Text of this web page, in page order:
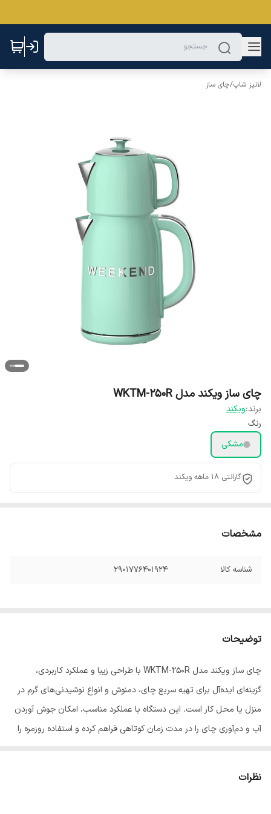
لانیز شاپ/چای ساز
چای ساز ویکند مدل WKTM-250R
برند:ویکند
رنگ
مشکی
گارانتی 18 ماهه ویکند
مشخصات
شناسه کالا 2901776401924
توضیحات
چای ساز ویکند مدل WKTM-250R با طراحی زیبا و عملکرد کاربردی،
گزینه‌ای ایده‌آل برای تهیه سریع چای، دمنوش و انواع نوشیدنی‌های گرم در
منزل یا محل کار است. این دستگاه با عملکرد مناسب، امکان جوش آوردن
آب و دم‌آوری چای را در مدت زمان کوتاهی فراهم کرده و استفاده روزمره را
عملکرد روان، انتخابی مناسب برای خانواده‌ها و محیط‌های کاری محسوب
نظرات